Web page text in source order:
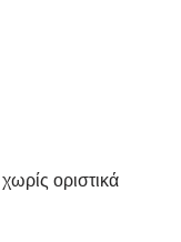
οριστικά